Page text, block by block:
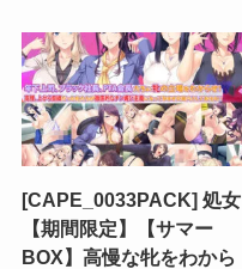
[CAPE_0033PACK] 処女
【期間限定】【サマー
BOX】高慢な牝をわから